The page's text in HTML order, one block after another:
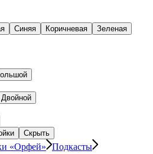
Синяя Коричневая Зеленая
Двойной
Скрыть
«Орфей»
Подкасты